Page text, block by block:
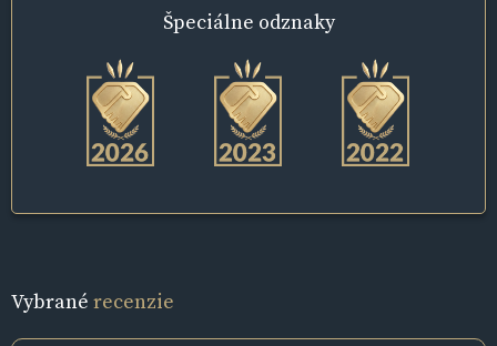
Špeciálne odznaky
Vybrané recenzie